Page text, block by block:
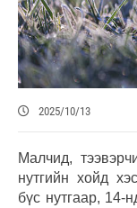
2025/10/13
Малчид,
нутгийн хойд
бүс нутгаар, 14-